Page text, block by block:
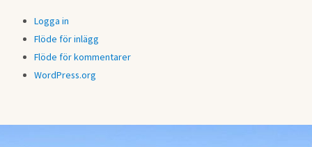
Logga in
Flöde för inlägg
Flöde för kommentarer
WordPress.org